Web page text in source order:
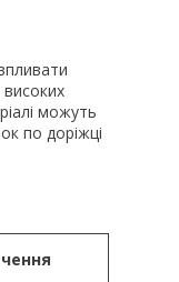
можуть
по доріжці